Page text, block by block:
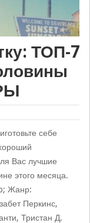
ТОП-7
себе
Вас лучшие
этого месяца.
Жанр:
Перкинс,
Тристан Д.